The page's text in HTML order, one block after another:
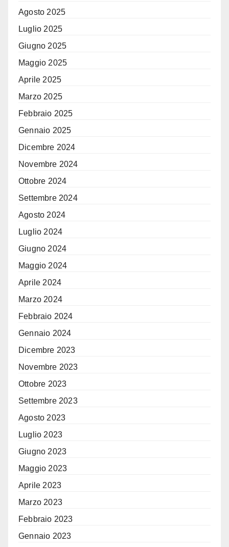
Agosto 2025
Luglio 2025
Giugno 2025
Maggio 2025
Aprile 2025
Marzo 2025
Febbraio 2025
Gennaio 2025
Dicembre 2024
Novembre 2024
Ottobre 2024
Settembre 2024
Agosto 2024
Luglio 2024
Giugno 2024
Maggio 2024
Aprile 2024
Marzo 2024
Febbraio 2024
Gennaio 2024
Dicembre 2023
Novembre 2023
Ottobre 2023
Settembre 2023
Agosto 2023
Luglio 2023
Giugno 2023
Maggio 2023
Aprile 2023
Marzo 2023
Febbraio 2023
Gennaio 2023